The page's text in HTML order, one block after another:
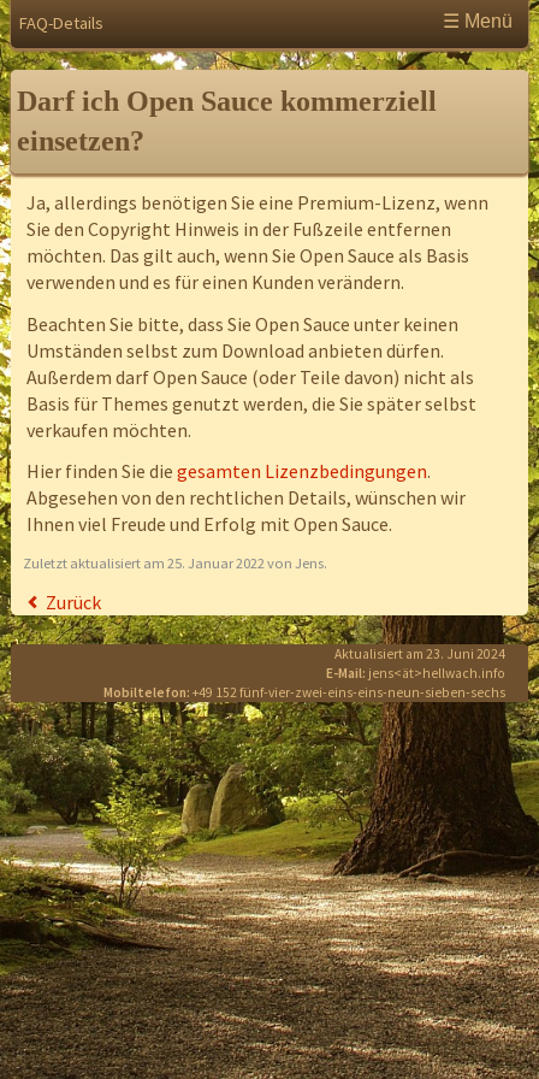
FAQ-Details ☰ Menü
Darf ich Open Sauce kommerziell
einsetzen?
Ja, allerdings benötigen Sie eine Premium-Lizenz, wenn
Sie den Copyright Hinweis in der Fußzeile entfernen
möchten. Das gilt auch, wenn Sie Open Sauce als Basis
verwenden und es für einen Kunden verändern.
Beachten Sie bitte, dass Sie Open Sauce unter keinen
Umständen selbst zum Download anbieten dürfen.
Außerdem darf Open Sauce (oder Teile davon) nicht als
Basis für Themes genutzt werden, die Sie später selbst
verkaufen möchten.
Hier finden Sie die gesamten Lizenzbedingungen.
Abgesehen von den rechtlichen Details, wünschen wir
Ihnen viel Freude und Erfolg mit Open Sauce.
Zuletzt aktualisiert am 25. Januar 2022 von Jens.
Zurück
Aktualisiert am 23. Juni 2024
E-Mail: jens<ät>hellwach.info
Mobiltelefon: +49 152 fünf-vier-zwei-eins-eins-neun-sieben-sechs